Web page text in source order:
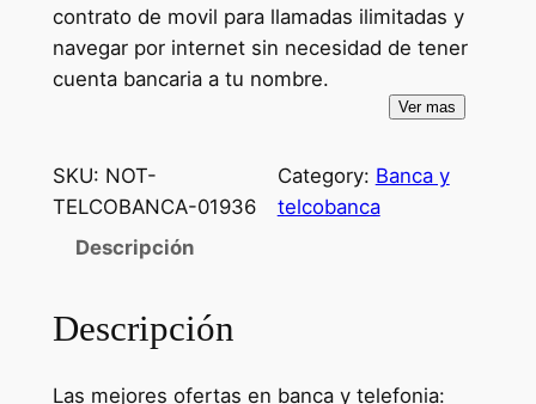
contrato de movil para llamadas ilimitadas y
navegar por internet sin necesidad de tener
cuenta bancaria a tu nombre.
Ver mas
SKU: NOT-
TELCOBANCA-01936
Category: Banca y
telcobanca
Descripción
Descripción
Las mejores ofertas en banca y telefonia: